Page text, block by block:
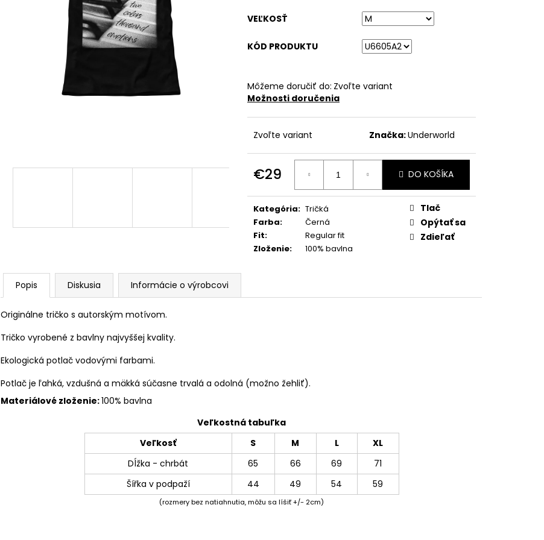
VEĽKOSŤ
KÓD PRODUKTU
Môžeme doručiť do: Zvoľte variant
Možnosti doručenia
Zvoľte variant Značka:Underworld
€29
Jednotková
cena:
DO KOŠÍKA
Kategória: Tričká
Farba:
Černá
Fit:
Regular fit
Zloženie: 100% bavlna
Tlač
Opýtať sa
Zdieľať
Popis Diskusia Informácie o výrobcovi
Originálne tričko s autorským motívom.
Tričko vyrobené z bavlny najvyššej kvality.
Ekologická potlač vodovými farbami.
Potlač je ľahká, vzdušná a mäkká súčasne trvalá a odolná (možno žehliť).
Materiálové zloženie:100% bavlna
Veľkostná tabuľka
Veľkosť
S M L
XL
Dĺžka - chrbát
65 66 69
71
Šířka v podpaží
44 49 54 59
(rozmery bez natiahnutia, môžu sa líšiť +/- 2cm)